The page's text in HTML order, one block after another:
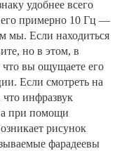
удобнее всего
примерно 10 Гц —
мы. Если находиться
но в этом, в
вы ощущаете его
Если смотреть на
инфразвук
а при помощи
рисунок
фарадеевы